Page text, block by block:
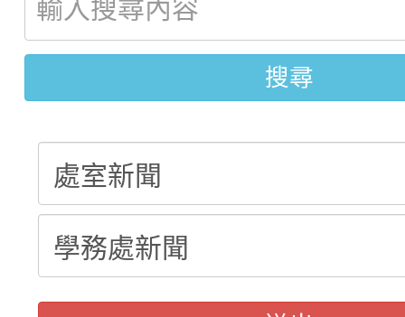
表
敬師藝文競賽』實施計
【甄選結果(第11招)】
學年度第1學期第7次
【甄選結果(第3招)】
結果(第3招)
搜尋